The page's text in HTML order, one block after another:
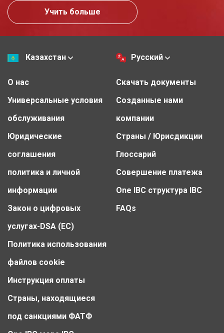
Учить больше
Казахстан Русский
О нас
Универсальные условия
обслуживания
Юридические
соглашения
политика и личной
информации
Закон о цифровых
услугах-DSA (ЕС)
Политика использования
файлов cookie
Инструкция оплаты
Страны, находящиеся
под санкциями ФАТФ
Скачать документы
Созданные нами
компании
Страны / Юрисдикции
Глоссарий
Совершение платежа
One IBC структура IBC
FAQs